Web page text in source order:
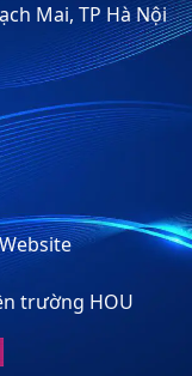
Mai, TP Hà Nội
trường HOU